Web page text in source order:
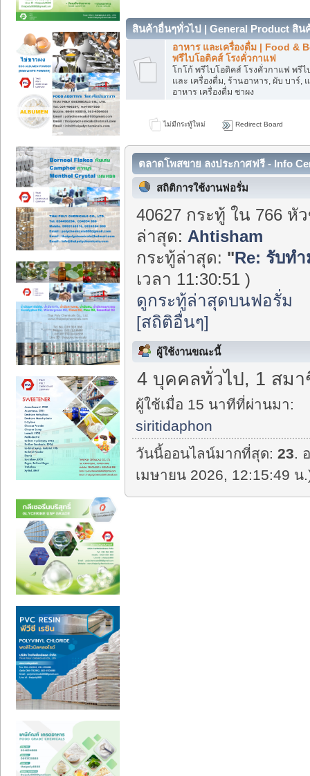
สินค้าอื่นๆทั่วไป | General Product สิน
อาหาร และเครื่องดื่ม | Food &
พรีไบโอติคส์ โรงคั่วกาแฟ
โกโก้ พรีไบโอติคส์ โรงคั่วกาแฟ พรีไ
และ เครื่องดื่ม, ร้านอาหาร, ผับ บาร์,
อาหาร เครื่องดื่ม ชาผง
ไม่มีกระทู้ใหม่ Redirect Board
ตลาดโพสขาย ลงประกาศฟรี - Info
สถิติการใช้งานฟอรั่ม
40627 กระทู้ ใน 766
ล่าสุด: Ahtisham
กระทู้ล่าสุด: "Re: รับท
เวลา 11:30:51 )
ดูกระทู้ล่าสุดบนฟอรั่ม
[สถิติอื่นๆ]
ผู้ใช้งานขณะนี้
4 บุคคลทั่วไป, 1 สม
ผู้ใช้เมื่อ 15 นาทีที่ผ่านมา:
siritidaphon
วันนี้ออนไลน์มากที่สุด:23.
เมษายน 2026, 12:15:49 น